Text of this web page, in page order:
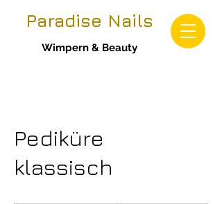
Paradise Nails
Wimpern & Beauty
Pediküre
klassisch